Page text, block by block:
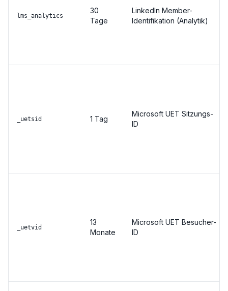
lms_analytics
30
Tage
LinkedIn Member-
Identifikation (Analytik)
_uetsid 1 Tag
Microsoft UET Sitzungs-
ID
_uetvid
13
Monate
Microsoft UET Besucher-
ID